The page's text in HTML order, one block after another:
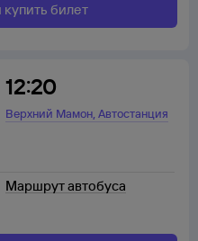
билет
12:20
Верхний Мамон,Автостанция
Маршрут автобуса